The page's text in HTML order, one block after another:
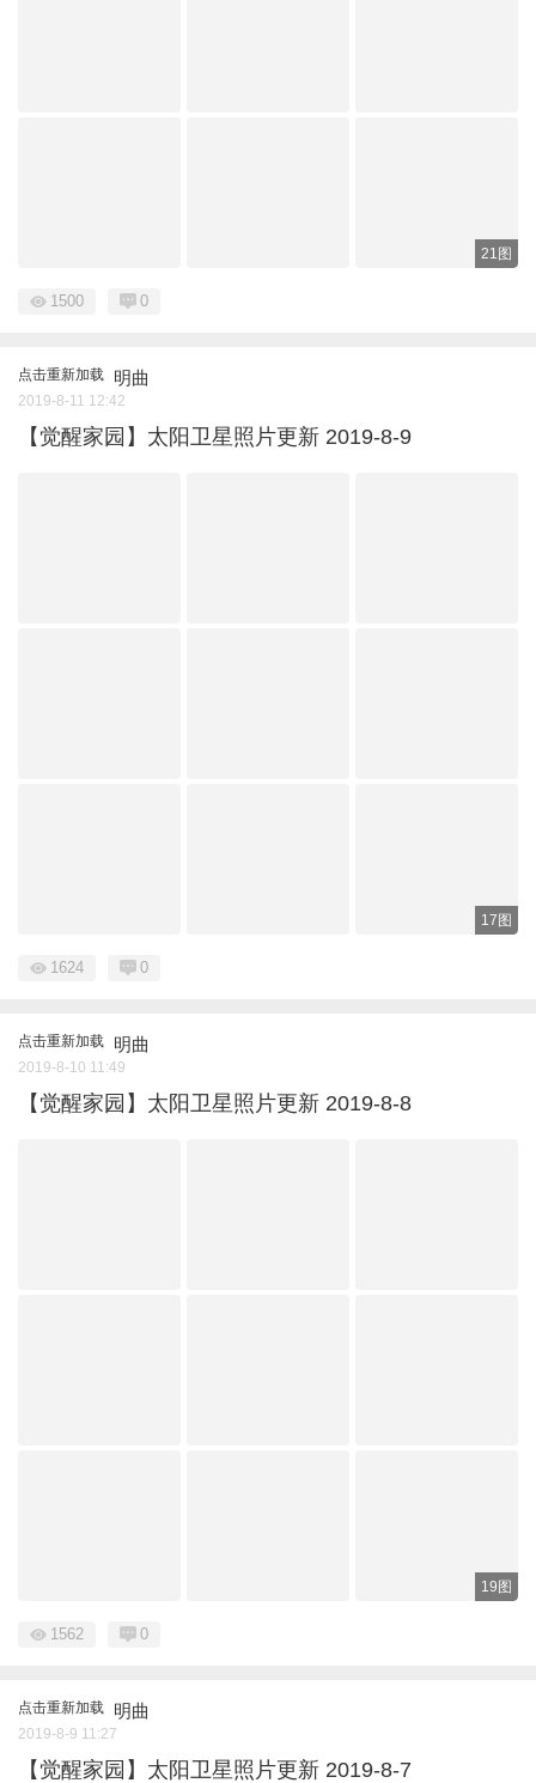
21图
1500 0
点击重新加载 明曲
2019-8-11 12:42
【觉醒家园】太阳卫星照片更新 2019-8-9
17图
1624 0
点击重新加载 明曲
2019-8-10 11:49
【觉醒家园】太阳卫星照片更新 2019-8-8
19图
1562 0
点击重新加载 明曲
2019-8-9 11:27
【觉醒家园】太阳卫星照片更新 2019-8-7